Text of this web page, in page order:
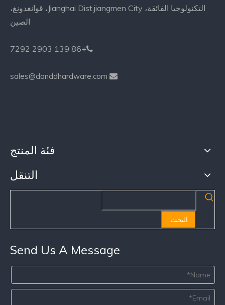
التكنولوجيا الفائقة، Jianghai Dist.jiangmen City، قوانغدونغ،
الصين

+86 139 2903 7292

sales@danddhardware.com
فئة المنتج
التنقل
البحث
Send Us A Message